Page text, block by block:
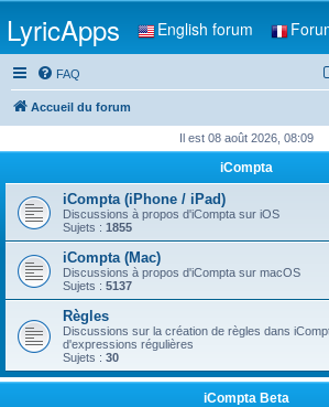
LyricApps English forum
FAQ
Accueil du forum
Il est 08 août 2026, 08:09
iCompta
iCompta (iPhone / iPad)
Discussions à propos d'iCompta sur iOS
Sujets : 1855
iCompta (Mac)
Discussions à propos d'iCompta sur macOS
Sujets : 5137
Règles
Discussions sur la création de règles dans
d'expressions régulières
Sujets : 30
iCompta Beta